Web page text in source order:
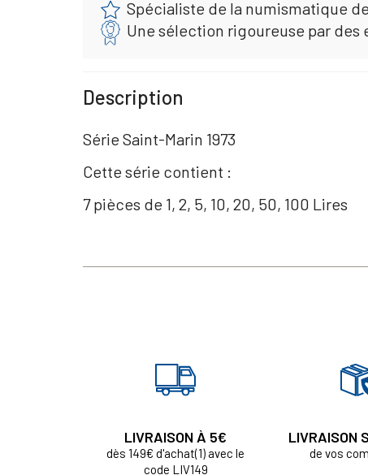
Spécialiste de la numismatique
Une sélection rigoureuse par des
Description
Série Saint-Marin 1973
Cette série contient :
7 pièces de 1, 2, 5, 10, 20, 50, 100 Lires
LIVRAISON À 5€
dès 149€ d'achat(1) avec le
code LIV149
LIVRAISON
de vos